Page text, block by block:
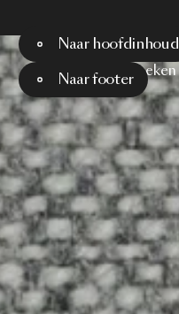
Naar hoofdinhoud
Naar footer
Menu Zoeken